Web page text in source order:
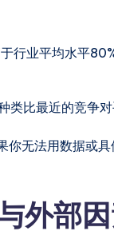
行业平均水平
类比最近的竞争
无法用数据或
外部